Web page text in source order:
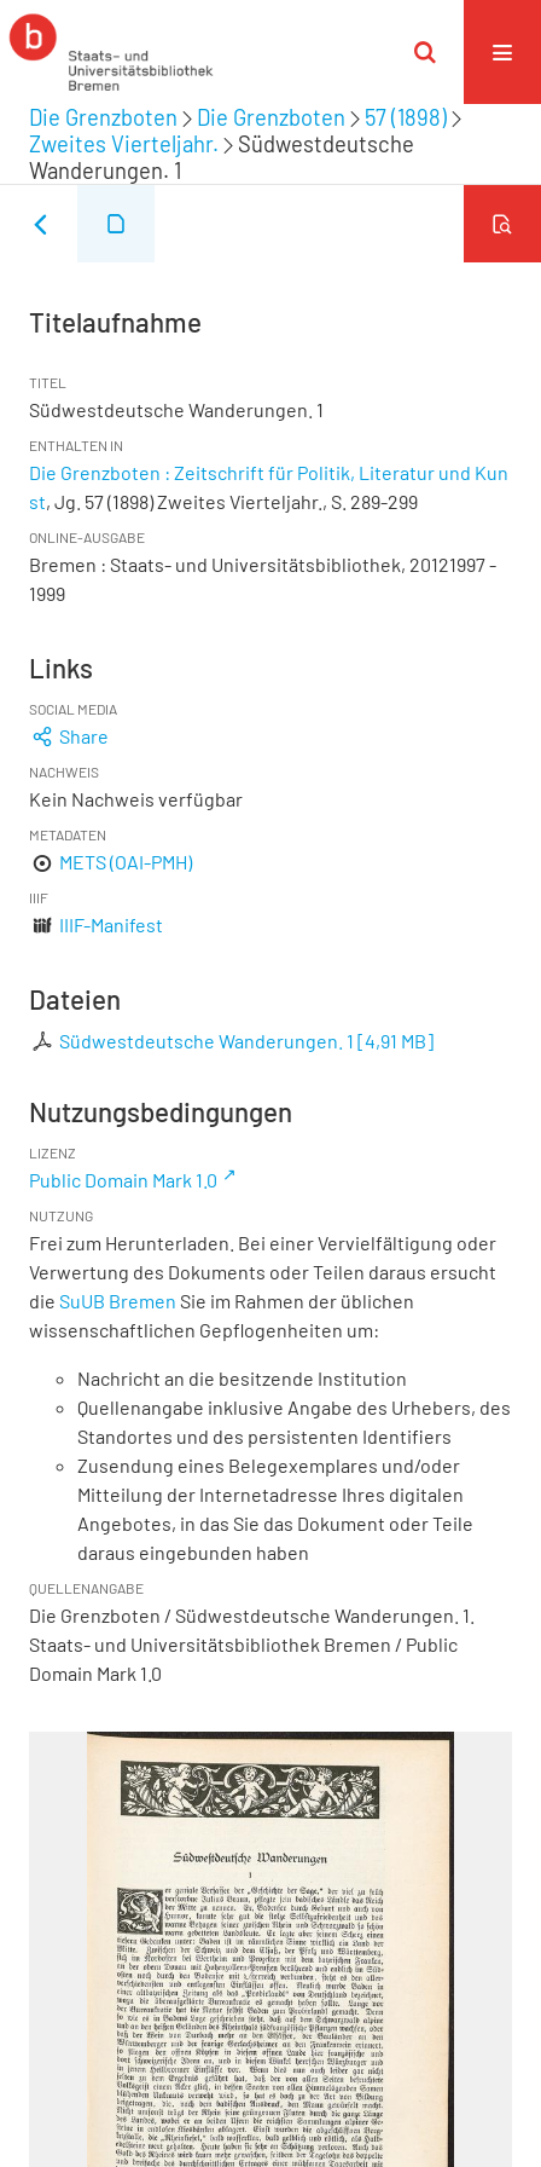
Die Grenzboten Die Grenzboten
57 (1898)
Zweites Vierteljahr.
Südwestdeutsche
Wanderungen. 1
Titelaufnahme
TITEL
Südwestdeutsche Wanderungen. 1
ENTHALTEN IN
Die Grenzboten : Zeitschrift für Politik, Literatur und Kun
st, Jg. 57 (1898) Zweites Vierteljahr., S. 289-299
ONLINE-AUSGABE
Bremen : Staats- und Universitätsbibliothek, 20121997 -
1999
Links
SOCIAL MEDIA
Share
NACHWEIS
Kein Nachweis verfügbar
METADATEN
METS (OAI-PMH)
IIIF
IIIF-Manifest
Dateien
Südwestdeutsche Wanderungen. 1 [4,91 MB]
Nutzungsbedingungen
LIZENZ
Public Domain Mark 1.0
NUTZUNG
Frei zum Herunterladen. Bei einer Vervielfältigung oder
Verwertung des Dokuments oder Teilen daraus ersucht
die SuUB Bremen Sie im Rahmen der üblichen
wissenschaftlichen Gepflogenheiten um:
Nachricht an die besitzende Institution
Quellenangabe inklusive Angabe des Urhebers, des
Standortes und des persistenten Identifiers
Zusendung eines Belegexemplares und/oder
Mitteilung der Internetadresse Ihres digitalen
Angebotes, in das Sie das Dokument oder Teile
daraus eingebunden haben
QUELLENANGABE
Die Grenzboten / Südwestdeutsche Wanderungen. 1.
Staats- und Universitätsbibliothek Bremen / Public
Domain Mark 1.0